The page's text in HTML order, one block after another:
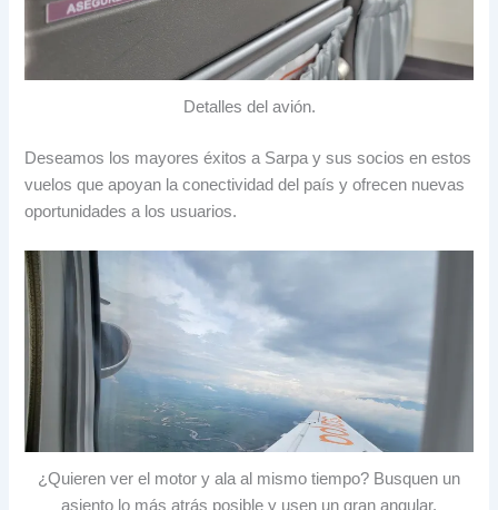
Detalles del avión.
Deseamos los mayores éxitos a Sarpa y sus socios en estos
vuelos que apoyan la conectividad del país y ofrecen nuevas
oportunidades a los usuarios.
¿Quieren ver el motor y ala al mismo tiempo? Busquen un
asiento lo más atrás posible y usen un gran angular.